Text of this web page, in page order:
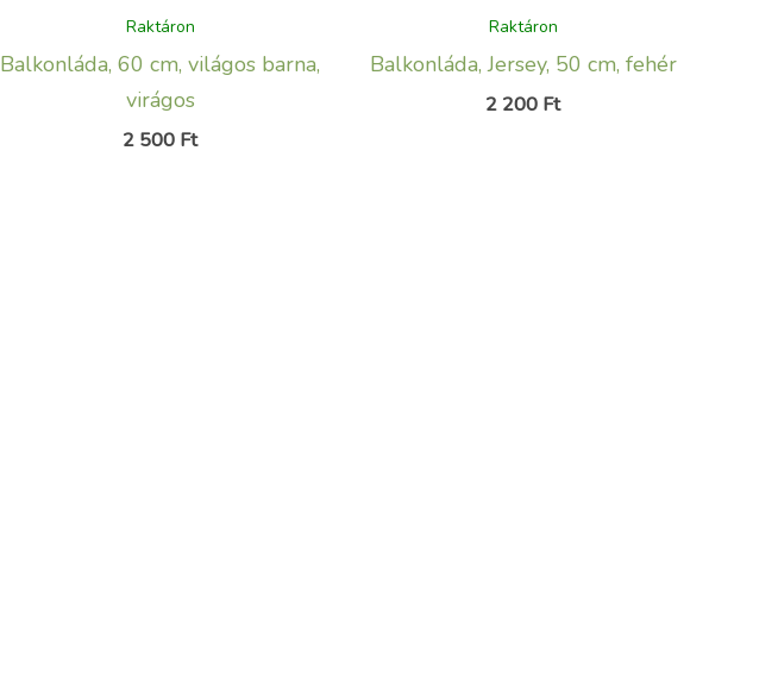
Raktáron
Balkonláda, 60 cm, világos barna,
virágos
2 500 Ft
Raktáron
Balkonláda, Jersey, 50 cm, fehér
2 200 Ft